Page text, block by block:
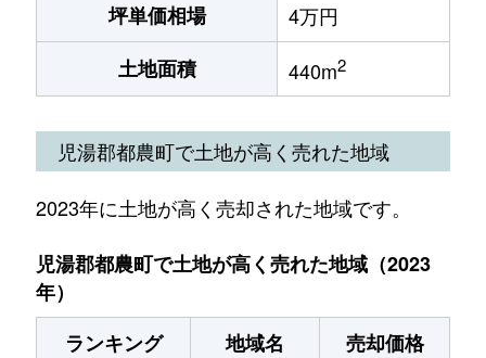
坪単価相場
4万円
土地面積
440m2
児湯郡都農町で土地が高く売れた地域
2023年に土地が高く売却された地域です。
児湯郡都農町で土地が高く売れた地域（2023
年）
ランキング
地域名
売却価格